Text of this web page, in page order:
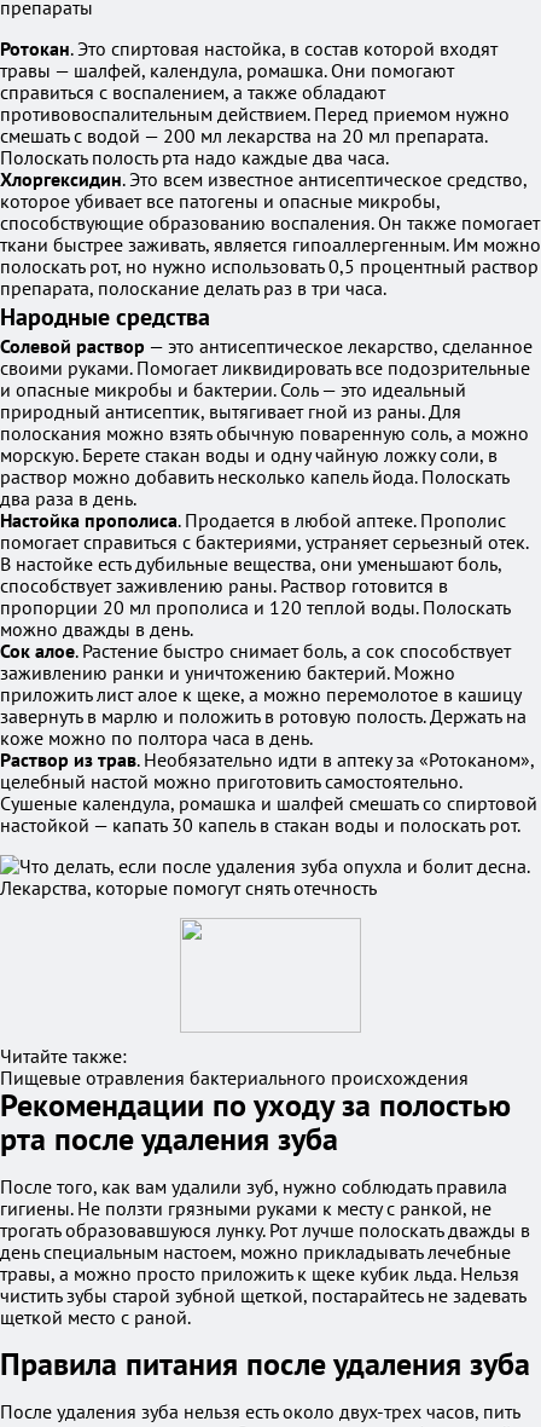
препараты
Ротокан. Это спиртовая настойка, в состав которой входят
травы — шалфей, календула, ромашка. Они помогают
справиться с воспалением, а также обладают
противовоспалительным действием. Перед приемом нужно
смешать с водой — 200 мл лекарства на 20 мл препарата.
Полоскать полость рта надо каждые два часа.
Хлоргексидин. Это всем известное антисептическое средство,
которое убивает все патогены и опасные микробы,
способствующие образованию воспаления. Он также помогает
ткани быстрее заживать, является гипоаллергенным. Им можно
полоскать рот, но нужно использовать 0,5 процентный раствор
препарата, полоскание делать раз в три часа.
Народные средства
Солевой раствор — это антисептическое лекарство, сделанное
своими руками. Помогает ликвидировать все подозрительные
и опасные микробы и бактерии. Соль — это идеальный
природный антисептик, вытягивает гной из раны. Для
полоскания можно взять обычную поваренную соль, а можно
морскую. Берете стакан воды и одну чайную ложку соли, в
раствор можно добавить несколько капель йода. Полоскать
два раза в день.
Настойка прополиса. Продается в любой аптеке. Прополис
помогает справиться с бактериями, устраняет серьезный отек.
В настойке есть дубильные вещества, они уменьшают боль,
способствует заживлению раны. Раствор готовится в
пропорции 20 мл прополиса и 120 теплой воды. Полоскать
можно дважды в день.
Сок алое. Растение быстро снимает боль, а сок способствует
заживлению ранки и уничтожению бактерий. Можно
приложить лист алое к щеке, а можно перемолотое в кашицу
завернуть в марлю и положить в ротовую полость. Держать на
коже можно по полтора часа в день.
Раствор из трав. Необязательно идти в аптеку за «Ротоканом»,
целебный настой можно приготовить самостоятельно.
Сушеные календула, ромашка и шалфей смешать со спиртовой
настойкой — капать 30 капель в стакан воды и полоскать рот.
Читайте также:
Пищевые отравления бактериального происхождения
Рекомендации по уходу за полостью
рта после удаления зуба
После того, как вам удалили зуб, нужно соблюдать правила
гигиены. Не ползти грязными руками к месту с ранкой, не
трогать образовавшуюся лунку. Рот лучше полоскать дважды в
день специальным настоем, можно прикладывать лечебные
травы, а можно просто приложить к щеке кубик льда. Нельзя
чистить зубы старой зубной щеткой, постарайтесь не задевать
щеткой место с раной.
Правила питания после удаления зуба
После удаления зуба нельзя есть около двух-трех часов, пить